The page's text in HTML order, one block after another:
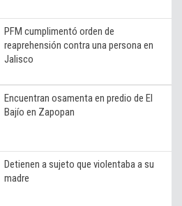
PFM cumplimentó orden de
reaprehensión contra una persona en
Jalisco
Encuentran osamenta en predio de El
Bajío en Zapopan
Detienen a sujeto que violentaba a su
madre